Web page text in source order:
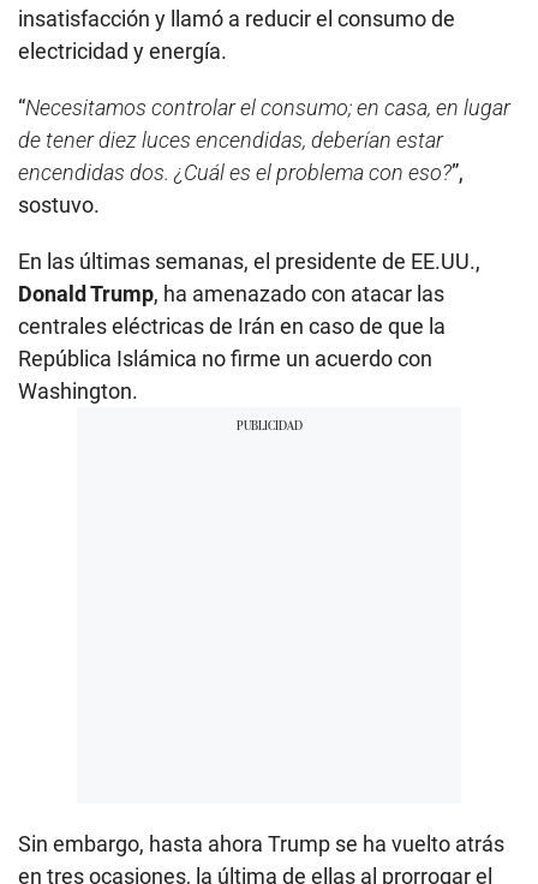
insatisfacción y llamó a reducir el consumo de
electricidad y energía.
“Necesitamos controlar el consumo; en casa, en lugar
de tener diez luces encendidas, deberían estar
encendidas dos. ¿Cuál es el problema con eso?”,
sostuvo.
En las últimas semanas, el presidente de EE.UU.,
Donald Trump, ha amenazado con atacar las
centrales eléctricas de Irán en caso de que la
República Islámica no firme un acuerdo con
Washington.
Sin embargo, hasta ahora Trump se ha vuelto atrás
en tres ocasiones, la última de ellas al prorrogar el